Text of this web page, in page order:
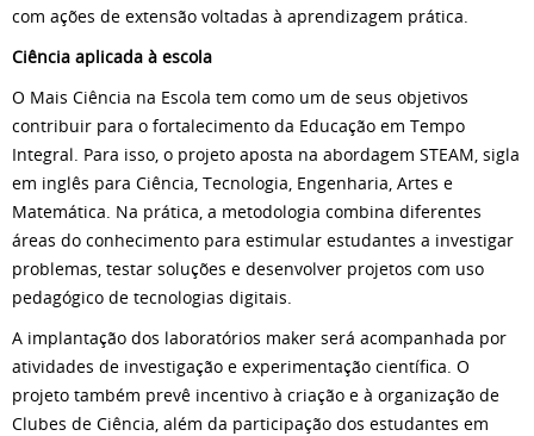
com ações de extensão voltadas à aprendizagem prática.
Ciência aplicada à escola
O Mais Ciência na Escola tem como um de seus objetivos
contribuir para o fortalecimento da Educação em Tempo
Integral. Para isso, o projeto aposta na abordagem STEAM, sigla
em inglês para Ciência, Tecnologia, Engenharia, Artes e
Matemática. Na prática, a metodologia combina diferentes
áreas do conhecimento para estimular estudantes a investigar
problemas, testar soluções e desenvolver projetos com uso
pedagógico de tecnologias digitais.
A implantação dos laboratórios maker será acompanhada por
atividades de investigação e experimentação científica. O
projeto também prevê incentivo à criação e à organização de
Clubes de Ciência, além da participação dos estudantes em